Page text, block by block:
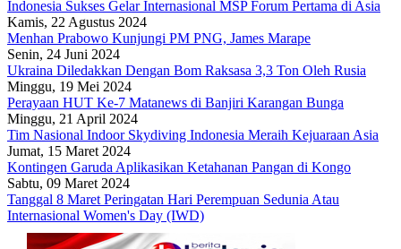
Indonesia Sukses Gelar Internasional MSP Forum Pertama di Asia
Kamis, 22 Agustus 2024
Menhan Prabowo Kunjungi PM PNG, James Marape
Senin, 24 Juni 2024
Ukraina Diledakkan Dengan Bom Raksasa 3,3 Ton Oleh Rusia
Minggu, 19 Mei 2024
Perayaan HUT Ke-7 Matanews di Banjiri Karangan Bunga
Minggu, 21 April 2024
Tim Nasional Indoor Skydiving Indonesia Meraih Kejuaraan Asia
Jumat, 15 Maret 2024
Kontingen Garuda Aplikasikan Ketahanan Pangan di Kongo
Sabtu, 09 Maret 2024
Tanggal 8 Maret Peringatan Hari Perempuan Sedunia Atau
Internasional Women's Day (IWD)